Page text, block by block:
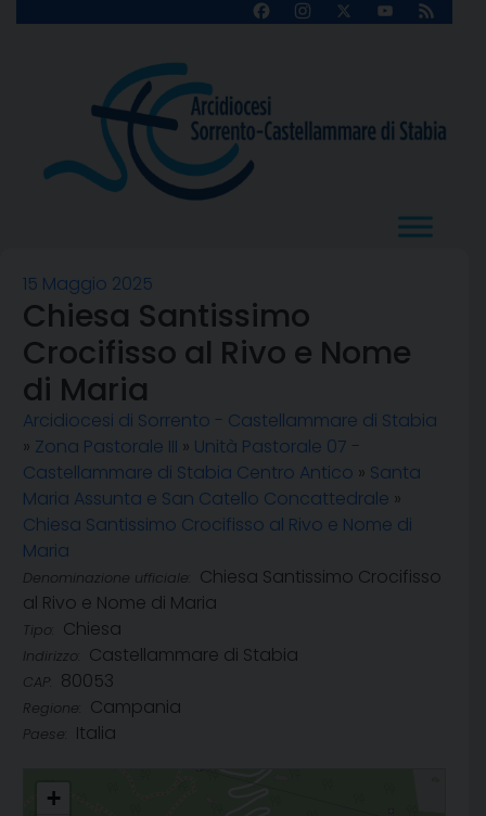
FacebookInstagram
X
YouTube
Feed
15 Maggio 2025
Chiesa Santissimo
Crocifisso al Rivo e Nome
di Maria
Arcidiocesi di Sorrento - Castellammare di Stabia
» Zona Pastorale III » Unità Pastorale 07 -
Castellammare di Stabia Centro Antico » Santa
Maria Assunta e San Catello Concattedrale »
Chiesa Santissimo Crocifisso al Rivo e Nome di
Maria
Denominazione ufficiale:
Chiesa Santissimo Crocifisso
al Rivo e Nome di Maria
Tipo: Chiesa
Indirizzo: Castellammare di Stabia
CAP: 80053
Regione: Campania
Paese: Italia
+